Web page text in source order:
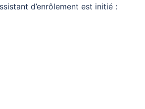
d’enrôlement est initié :